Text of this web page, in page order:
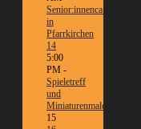
Senior:innencafé
in
Pfarrkirchen
14
5:00
PM -
Spieletreff
und
Miniaturenmalen/Tabletop
15